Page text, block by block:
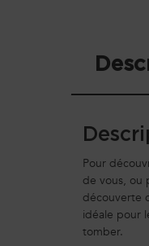
Pour
de vous, ou
découverte
idéale pour
tomber.